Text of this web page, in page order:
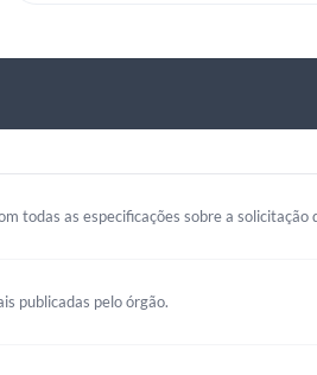
todas as especificações sobre a solicitação
publicadas pelo órgão.